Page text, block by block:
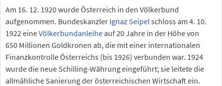
Am 16. 12. 1920 wurde Österreich in den Völkerbund
aufgenommen. Bundeskanzler Ignaz Seipel schloss am 4. 10.
1922 eineVölkerbundanleihe auf 20 Jahre in der Höhe von
650 Millionen Goldkronen ab, die mit einer internationalen
Finanzkontrolle Österreichs (bis 1926) verbunden war. 1924
wurde die neue Schilling-Währung eingeführt; sie leitete die
allmähliche Sanierung der österreichischen Wirtschaft ein.